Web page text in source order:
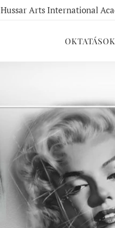
Hussar Arts International
OKTATÁSOK